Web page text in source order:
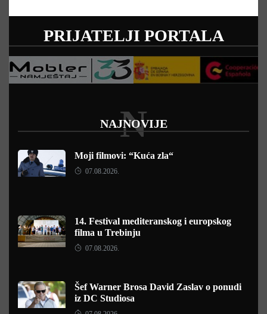
PRIJATELJI PORTALA
NAJNOVIJE
N
Moji filmovi: “Kuća zla“
07.08.2026.
14. Festival mediteranskog i europskog
filma u Trebinju
07.08.2026.
Šef Warner Brosa David Zaslav o ponudi
iz DC Studiosa